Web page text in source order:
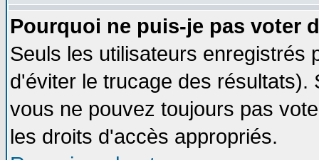
Pourquoi ne puis-je pas voter
Seuls les utilisateurs enregistrés
d'éviter le trucage des
vous ne pouvez toujours pas
les droits d'accès appropriés.